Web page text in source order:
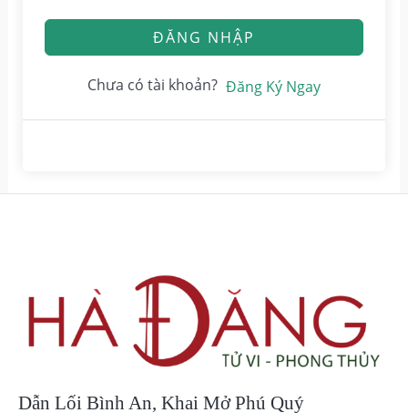
ĐĂNG NHẬP
Chưa có tài khoản? Đăng Ký Ngay
Dẫn Lối Bình An, Khai Mở Phú Quý